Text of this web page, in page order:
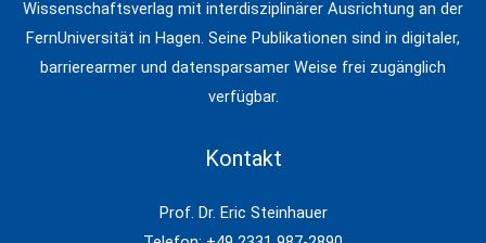
Wissenschaftsverlag mit interdisziplinärer Ausrichtung an der
FernUniversität in Hagen. Seine Publikationen sind in digitaler,
barrierearmer und datensparsamer Weise frei zugänglich
verfügbar.
Kontakt
Prof. Dr. Eric Steinhauer